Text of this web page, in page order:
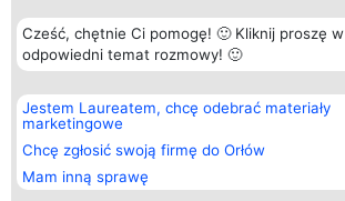
Cześć, chętnie Ci pomogę! 🙂 Kliknij proszę w
odpowiedni temat rozmowy! 🙂
Jestem Laureatem, chcę odebrać materiały
marketingowe
Chcę zgłosić swoją firmę do Orłów
Mam inną sprawę
Organizator plebiscytu
Bright Side Solutions sp. z o.
ul. Ruska 22
Wrocław 50-079
KRS 0000749100 | Regon
381313360 | NIP 8943132676
Plebiscyt
Laureaci
wszystkich
Laureatów
Regulamin